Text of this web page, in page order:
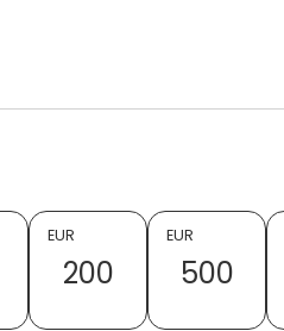
EUR
200
EUR
500